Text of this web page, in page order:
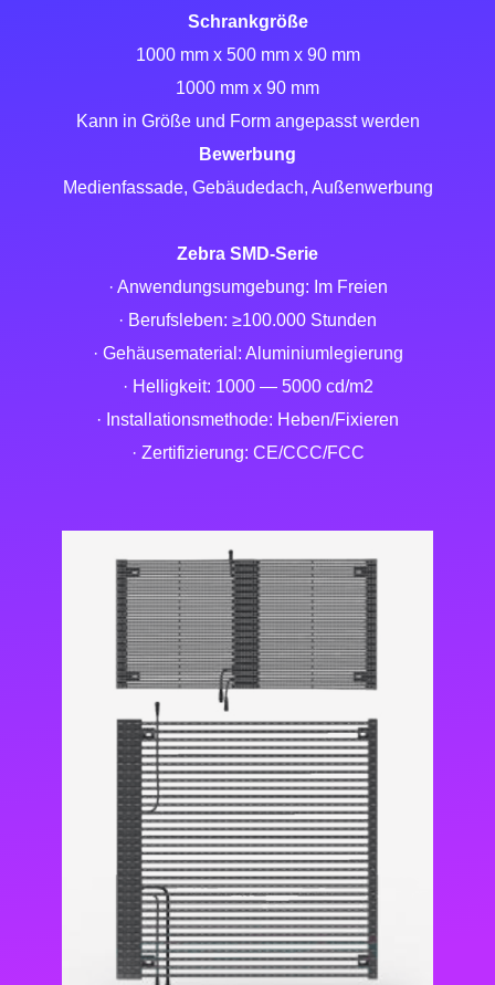
Schrankgröße
1000 mm x 500 mm x 90 mm
1000 mm x 90 mm
Kann in Größe und Form angepasst werden
Bewerbung
Medienfassade, Gebäudedach, Außenwerbung
Zebra SMD-Serie
· Anwendungsumgebung: Im Freien
· Berufsleben: ≥100.000 Stunden
· Gehäusematerial: Aluminiumlegierung
· Helligkeit: 1000 — 5000 cd/m2
· Installationsmethode: Heben/Fixieren
· Zertifizierung: CE/CCC/FCC